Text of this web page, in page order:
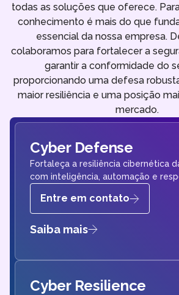
todas as soluções que oferece.
conhecimento é mais do que
essencial da nossa empresa.
colaboramos para fortalecer a
garantir a conformidade do
proporcionando uma defesa
maior resiliência e uma posição
mercado.
Cyber Defense
Fortaleça a resiliência cibernética
com inteligência, automação e
Entre em contato
Saiba mais
Cyber Resilience